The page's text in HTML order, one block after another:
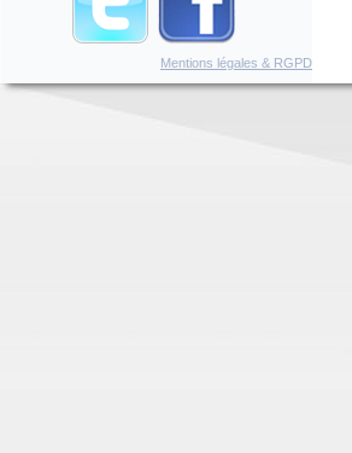
Mentions légales & RGPD